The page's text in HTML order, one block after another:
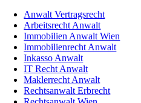
Anwalt Vertragsrecht
Arbeitsrecht Anwalt
Immobilien Anwalt Wien
Immobilienrecht Anwalt
Inkasso Anwalt
IT Recht Anwalt
Maklerrecht Anwalt
Rechtsanwalt Erbrecht